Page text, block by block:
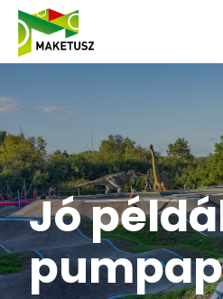
Jó